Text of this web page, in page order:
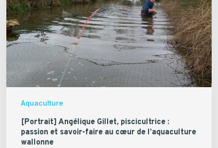
Aquaculture
:
passion
et
savoir-
faire
cœur
l’aquaculture
wallonne[Portrait] Angélique Gillet, piscicultrice :
passion et savoir-faire au cœur de l’aquaculture
wallonne